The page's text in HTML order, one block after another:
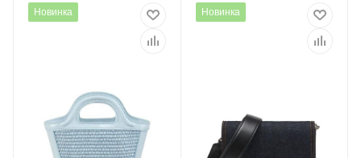
Новинка Новинка